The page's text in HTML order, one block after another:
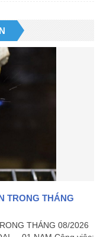
TRONG THÁNG
THÁNG 08/2026